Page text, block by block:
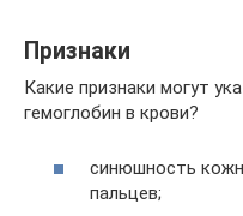
Признаки
Какие признаки могут
гемоглобин в крови?
синюшность
пальцев;